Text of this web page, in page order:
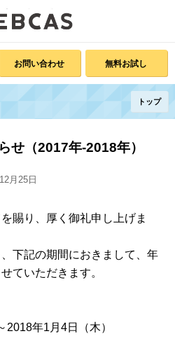
お問い合わせ 無料お試し
トップ
せ（2017年-2018年）
月25日
賜り、厚く御礼申し上げま
下記の期間におきまして、年
ていただきます。
年1月4日（木）